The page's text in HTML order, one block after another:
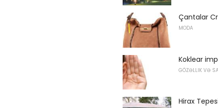
Çantalar
MODA
Koklear
GÖZƏLLIK VƏ
Hirax